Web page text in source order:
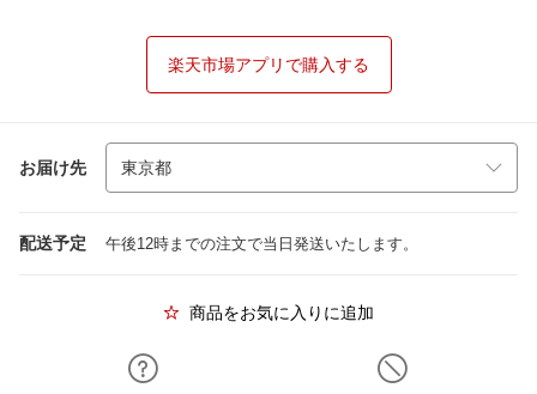
楽天市場アプリで購入する
お届け先
配送予定 午後12時までの注文で当日発送いたします。
商品をお気に入りに追加